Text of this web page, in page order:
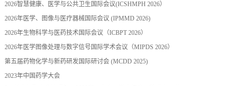
2026智慧健康、医学与公共卫生国际会议(ICSHMPH 2026）
2026年医学、图像与医疗器械国际会议 (IPMMD 2026)
2026年生物科学与医药技术国际会议（ICBPT 2026）
2026年医学图像处理与数字信号国际学术会议（MIPDS 2026）
第五届药物化学与新药研发国际研讨会 (MCDD 2025)
2023年中国药学大会